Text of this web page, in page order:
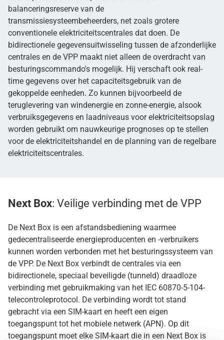
balanceringsreserve van de
transmissiesysteembeheerders, net zoals grotere
conventionele elektriciteitscentrales dat doen. De
bidirectionele gegevensuitwisseling tussen de afzonderlijke
centrales en de VPP maakt niet alleen de overdracht van
besturingscommando's mogelijk. Hij verschaft ook real-
time gegevens over het capaciteitsgebruik van de
gekoppelde eenheden. Zo kunnen bijvoorbeeld de
teruglevering van windenergie en zonne-energie, alsook
verbruiksgegevens en laadniveaus voor elektriciteitsopslag
worden gebruikt om nauwkeurige prognoses op te stellen
voor de elektriciteitshandel en de planning van de regelbare
elektriciteitscentrales.
Next Box: Veilige verbinding met de VPP
De Next Box is een afstandsbediening waarmee
gedecentraliseerde energieproducenten en -verbruikers
kunnen worden verbonden met het besturingssysteem van
de VPP. De Next Box verbindt de centrales via een
bidirectionele, speciaal beveiligde (tunneld) draadloze
verbinding met gebruikmaking van het IEC 60870-5-104-
telecontroleprotocol. De verbinding wordt tot stand
gebracht via een SIM-kaart en heeft een eigen
toegangspunt tot het mobiele netwerk (APN). Op dit
toegangspunt moet elke SIM-kaart die in een Next Box is